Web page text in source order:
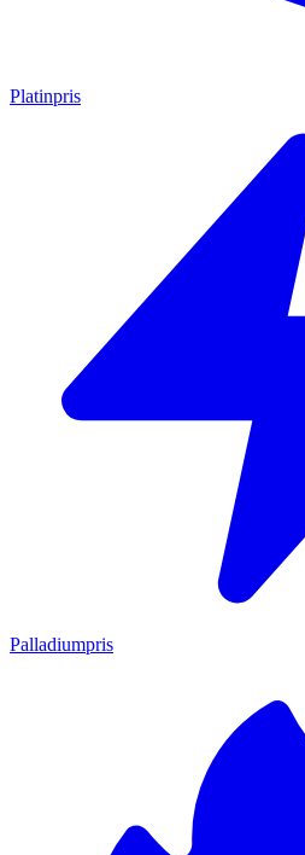
Platinpris
Palladiumpris